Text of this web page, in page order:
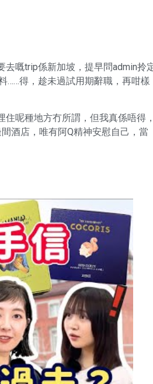
嘅trip係新加坡，提早問admin拎
……得，趁未過試用期辭職，再咁樣
呢種地方冇所謂，但我真係唔得，
酒店，唯有阿Q精神安慰自己，當